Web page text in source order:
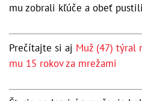
mu zobrali kľúče a obeť
Prečítajte si aj Muž (47) týral
mu 15 rokov za mrežami